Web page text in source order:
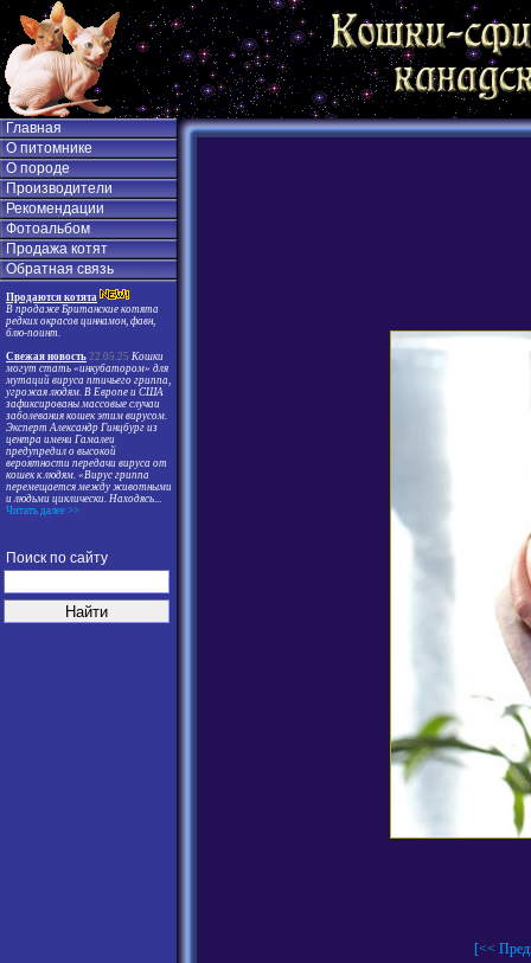
Главная
О питомнике
О породе
Производители
Рекомендации
Фотоальбом
Продажа котят
Обратная связь
Продаются котята
В продаже Британские котята
редких окрасов циннамон, фавн,
блю-поинт.
Свежая новость 22.05.25 Кошки
могут стать «инкубатором» для
мутаций вируса птичьего гриппа,
угрожая людям. В Европе и США
зафиксированы массовые случаи
заболевания кошек этим вирусом.
Эксперт Александр Гинцбург из
центра имени Гамалеи
предупредил о высокой
вероятности передачи вируса от
кошек к людям. «Вирус гриппа
перемещается между животными
и людьми циклически. Находясь...
Читать далее >>
Поиск по сайту
[<<